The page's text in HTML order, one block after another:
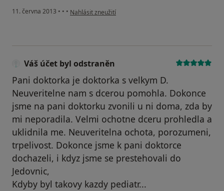
11. června 2013 • • • podle názoru uživatele Váš účet byl odstraněn
Nahlásit zneužití
Váš účet byl odstraněn
Pani doktorka je doktorka s velkym D.
Neuveritelne nam s dcerou pomohla. Dokonce
jsme na pani doktorku zvonili u ni doma, zda by
mi neporadila. Velmi ochotne dceru prohledla a
uklidnila me. Neuveritelna ochota, porozumeni,
trpelivost. Dokonce jsme k pani doktorce
dochazeli, i kdyz jsme se prestehovali do
Jedovnic,
Kdyby byl takovy kazdy pediatr...